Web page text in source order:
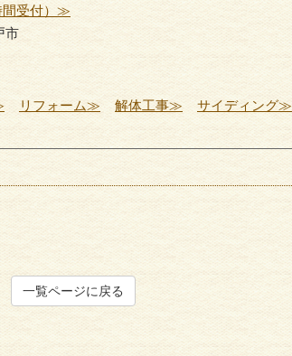
間受付）≫
市
リフォーム≫ 解体工事≫ サイディング≫
一覧ページに戻る
サイディング